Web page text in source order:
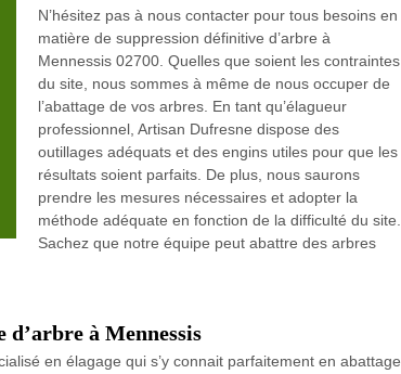
N’hésitez pas à nous contacter pour tous besoins en
matière de suppression définitive d’arbre à
Mennessis 02700. Quelles que soient les contraintes
du site, nous sommes à même de nous occuper de
l’abattage de vos arbres. En tant qu’élagueur
professionnel, Artisan Dufresne dispose des
outillages adéquats et des engins utiles pour que les
résultats soient parfaits. De plus, nous saurons
prendre les mesures nécessaires et adopter la
méthode adéquate en fonction de la difficulté du site.
Sachez que notre équipe peut abattre des arbres
d’arbre à Mennessis
en élagage qui s’y connait parfaitement en abattage